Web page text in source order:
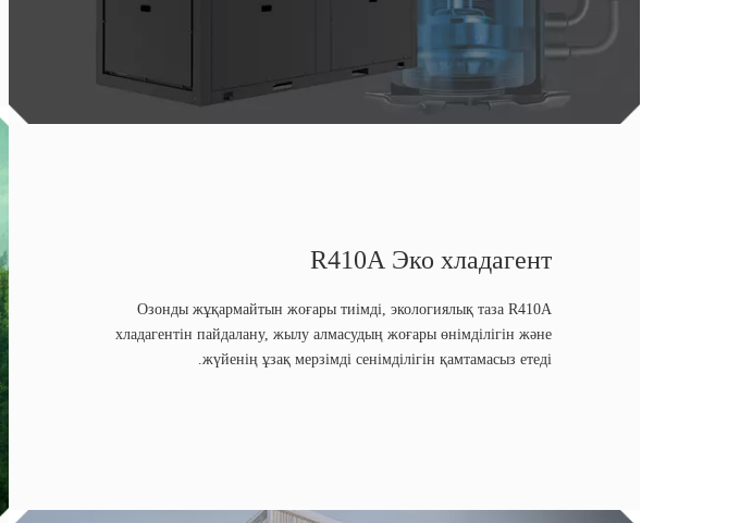
R410A Эко хладагент
Озонды жұқармайтын жоғары тиімді, экологиялық таза R410A
хладагентін пайдалану, жылу алмасудың жоғары өнімділігін және
жүйенің ұзақ мерзімді сенімділігін қамтамасыз етеді.